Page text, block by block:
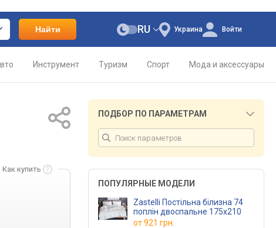
Найти Украина
RU Войти
Инструмент Туризм Спорт Мода и аксессуары
Как купить
ПОДБОР ПО ПАРАМЕТРАМ
ПОПУЛЯРНЫЕ МОДЕЛИ
Zastelli Постільна білизна 74
поплін двоспальне 175х210
от921 грн.